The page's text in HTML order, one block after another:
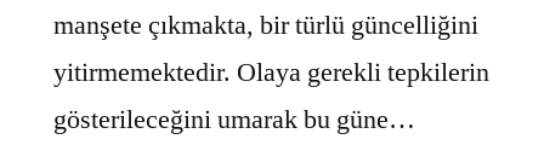
manşete çıkmakta, bir türlü güncelliğini
yitirmemektedir. Olaya gerekli tepkilerin
gösterileceğini umarak bu güne…